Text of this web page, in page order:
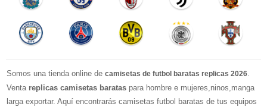
Somos una tienda online de camisetas de futbol baratas replicas 2026.
Venta replicas camisetas baratas para hombre e mujeres,ninos,manga
larga exportar. Aquí encontrarás camisetas futbol baratas de tus equipos